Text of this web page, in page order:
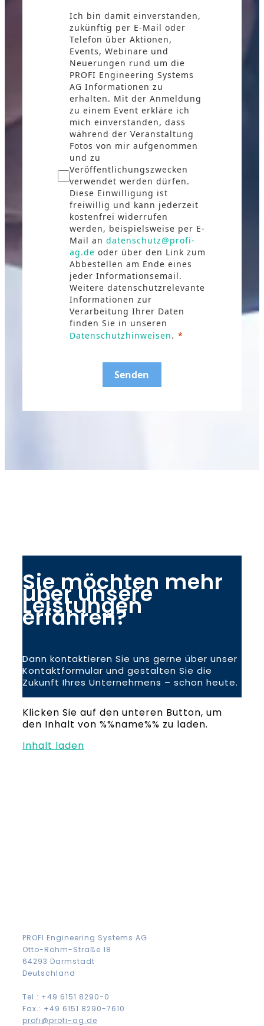
Ich bin damit einverstanden,
zukünftig per E-Mail oder
Telefon über Aktionen,
Events, Webinare und
Neuerungen rund um die
PROFI Engineering Systems
AG Informationen zu
erhalten. Mit der Anmeldung
zu einem Event erkläre ich
mich einverstanden, dass
während der Veranstaltung
Fotos von mir aufgenommen
und zu
Veröffentlichungszwecken
verwendet werden dürfen.
Diese Einwilligung ist
freiwillig und kann jederzeit
kostenfrei widerrufen
werden, beispielsweise per E-
Mail an datenschutz@profi-
ag.de oder über den Link zum
Abbestellen am Ende eines
jeder Informationsemail.
Weitere datenschutzrelevante
Informationen zur
Verarbeitung Ihrer Daten
finden Sie in unseren
Datenschutzhinweisen.
Senden
Sie möchten mehr
über unsere
Leistungen
erfahren?
Dann kontaktieren Sie uns gerne über unser
Kontaktformular und gestalten Sie die
Zukunft Ihres Unternehmens – schon heute.
Klicken Sie auf den unteren Button, um
den Inhalt von %%name%% zu laden.
Inhalt laden
PROFI Engineering Systems AG
Otto-Röhm-Straße 18
64293 Darmstadt
Deutschland
Tel.: +49 6151 8290-0
Fax.: +49 6151 8290-7610
profi@profi-ag.de